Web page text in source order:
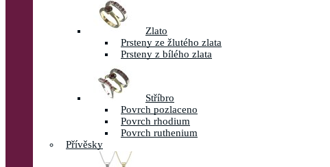
Zlato
Prsteny ze žlutého zlata
Prsteny z bílého zlata
Stříbro
Povrch pozlaceno
Povrch rhodium
Povrch ruthenium
Přívěsky